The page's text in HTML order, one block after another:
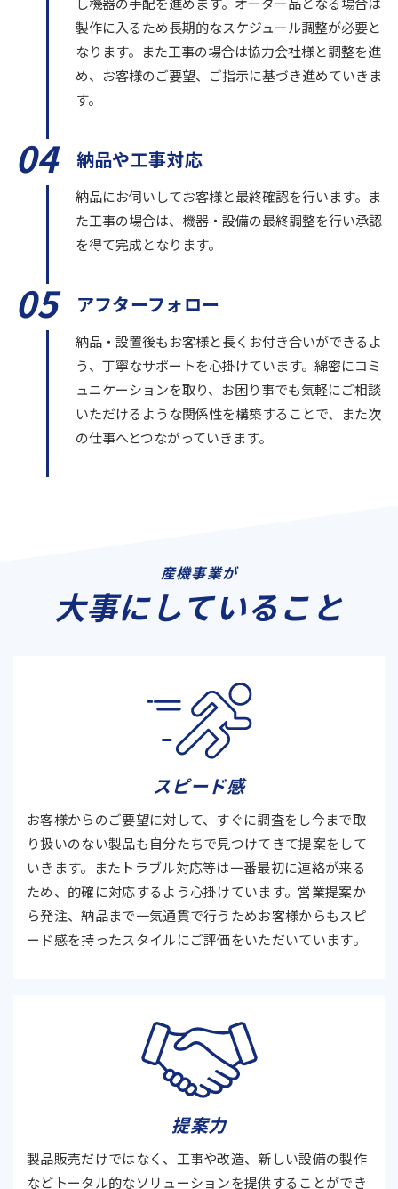
し機器の手配を進めます。オーダー品となる場合は
製作に入るため長期的なスケジュール調整が必要と
なります。また工事の場合は協力会社様と調整を進
め、お客様のご要望、ご指示に基づき進めていきま
す。
04 納品や工事対応
納品にお伺いしてお客様と最終確認を行います。ま
た工事の場合は、機器・設備の最終調整を行い承認
を得て完成となります。
05 アフターフォロー
納品・設置後もお客様と長くお付き合いができるよ
う、丁寧なサポートを心掛けています。綿密にコミ
ュニケーションを取り、お困り事でも気軽にご相談
いただけるような関係性を構築することで、また次
の仕事へとつながっていきます。
産機事業が
大事にしていること
スピード感
お客様からのご要望に対して、すぐに調査をし今まで取
り扱いのない製品も自分たちで見つけてきて提案をして
いきます。またトラブル対応等は一番最初に連絡が来る
ため、的確に対応するよう心掛けています。営業提案か
ら発注、納品まで一気通貫で行うためお客様からもスピ
ード感を持ったスタイルにご評価をいただいています。
提案力
製品販売だけではなく、工事や改造、新しい設備の製作
などトータル的なソリューションを提供することができ